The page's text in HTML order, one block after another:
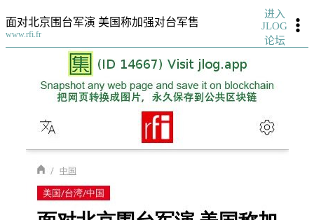
面对北京围台军演 美国称加强对台军售
www.rfi.fr
进入
JLOG
论坛